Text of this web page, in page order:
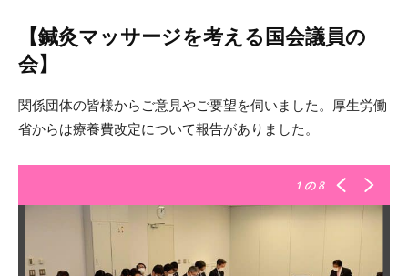
【鍼灸マッサージを考える国会議員の
会】
関係団体の皆様からご意見やご要望を伺いました。厚生労働
省からは療養費改定について報告がありました。
1 の 8